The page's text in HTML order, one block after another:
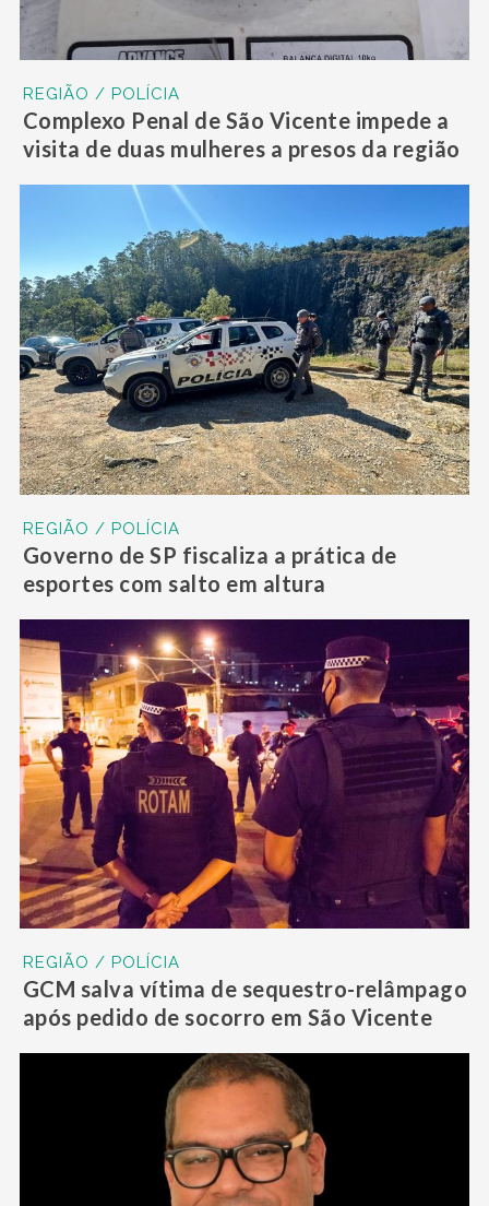
REGIÃO / POLÍCIA
Complexo Penal de São Vicente impede a
visita de duas mulheres a presos da região
REGIÃO / POLÍCIA
Governo de SP fiscaliza a prática de
esportes com salto em altura
REGIÃO / POLÍCIA
GCM salva vítima de sequestro-relâmpago
após pedido de socorro em São Vicente